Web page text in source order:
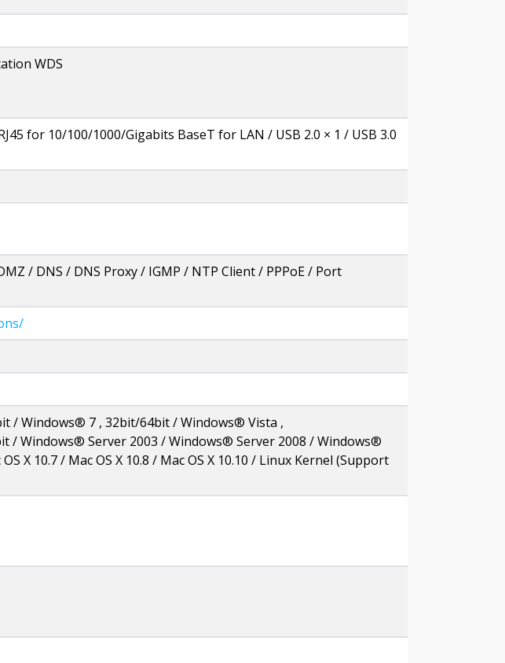
WDS
for 10/100/1000/Gigabits BaseT for LAN / USB 2.0 × 1 / USB 3.0
/ DNS / DNS Proxy / IGMP / NTP Client / PPPoE / Port
/ Windows® 7 , 32bit/64bit / Windows® Vista ,
/ Windows® Server 2003 / Windows® Server 2008 / Windows®
X 10.7 / Mac OS X 10.8 / Mac OS X 10.10 / Linux Kernel (Support